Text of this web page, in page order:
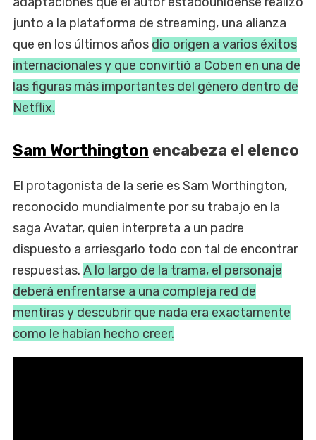
junto a la plataforma de streaming, una alianza
que en los últimos años dio origen a varios éxitos
internacionales y que convirtió a Coben en una de
las figuras más importantes del género dentro de
Netflix.
Sam Worthington encabeza el elenco
El protagonista de la serie es Sam Worthington,
reconocido mundialmente por su trabajo en la
saga Avatar, quien interpreta a un padre
dispuesto a arriesgarlo todo con tal de encontrar
respuestas. A lo largo de la trama, el personaje
deberá enfrentarse a una compleja red de
mentiras y descubrir que nada era exactamente
como le habían hecho creer.